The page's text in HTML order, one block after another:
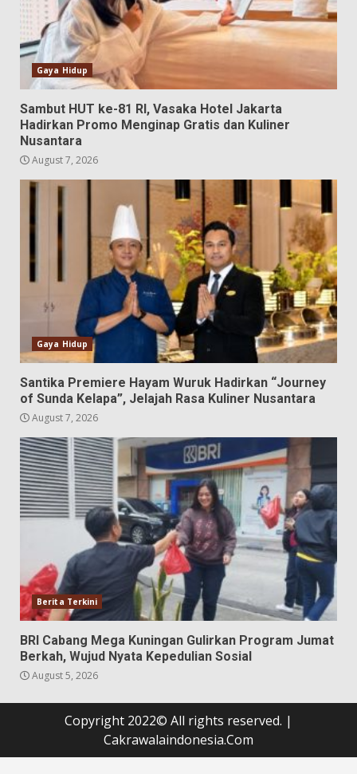
Gaya Hidup
Sambut HUT ke-81 RI, Vasaka Hotel Jakarta
Hadirkan Promo Menginap Gratis dan Kuliner
Nusantara
August 7, 2026
Gaya Hidup
Santika Premiere Hayam Wuruk Hadirkan “Journey
of Sunda Kelapa”, Jelajah Rasa Kuliner Nusantara
August 7, 2026
Berita Terkini
BRI Cabang Mega Kuningan Gulirkan Program Jumat
Berkah, Wujud Nyata Kepedulian Sosial
August 5, 2026
Copyright 2022© All rights reserved. |
Cakrawalaindonesia.Com